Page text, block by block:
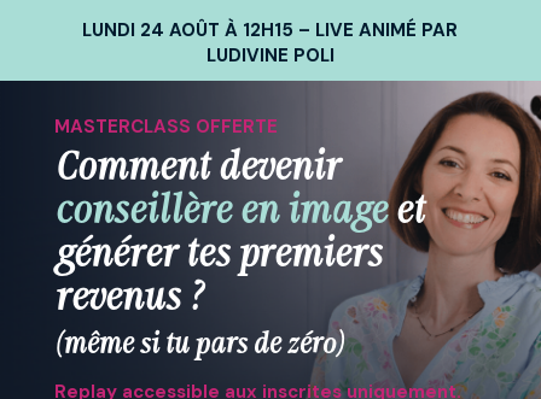
LUNDI 24 AOÛT À 12H15 – LIVE ANIMÉ PAR
LUDIVINE POLI
MASTERCLASS OFFERTE
Comment devenir
conseillère en image et
générer tes premiers
revenus ?
(même si tu pars de zéro)
Replay accessible aux inscrites uniquement.